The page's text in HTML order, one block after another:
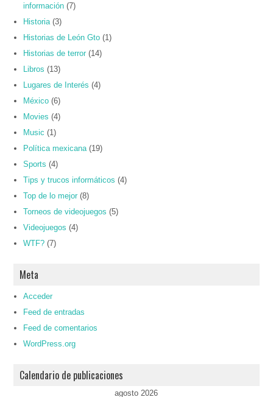
información (7)
Historia (3)
Historias de León Gto (1)
Historias de terror (14)
Libros (13)
Lugares de Interés (4)
México (6)
Movies (4)
Music (1)
Política mexicana (19)
Sports (4)
Tips y trucos informáticos (4)
Top de lo mejor (8)
Torneos de videojuegos (5)
Videojuegos (4)
WTF? (7)
Meta
Acceder
Feed de entradas
Feed de comentarios
WordPress.org
Calendario de publicaciones
agosto 2026